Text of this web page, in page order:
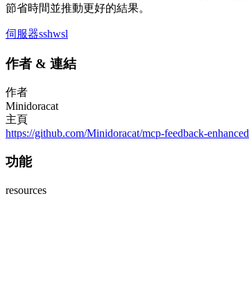
節省時間並推動更好的結果。
伺服器sshwsl
作者 & 連結
作者
Minidoracat
主頁
https://github.com/Minidoracat/mcp-feedback-enhanced
功能
resources